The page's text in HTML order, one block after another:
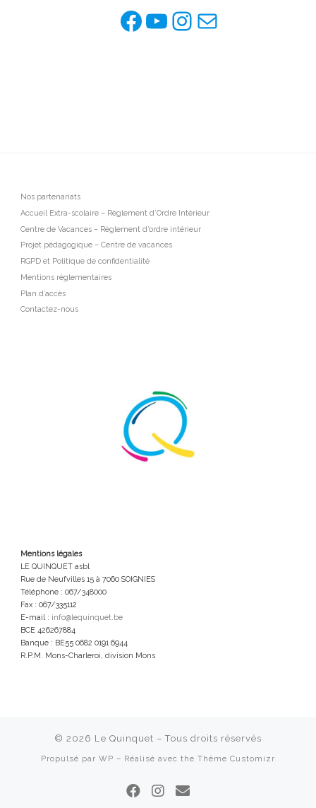
Facebook de
YouTube
Instagram
E-mail
Nos partenariats
Accueil Extra-scolaire – Règlement d’Ordre Intérieur
Centre de Vacances – Règlement d’ordre intérieur
Projet pédagogique – Centre de vacances
RGPD et Politique de confidentialité
Mentions réglementaires
Plan d’accès
Contactez-nous
Mentions légales
LE QUINQUET asbl
Rue de Neufvilles 15 à 7060 SOIGNIES
Téléphone : 067/348000
Fax : 067/335112
E-mail : info@lequinquet.be
BCE 426267884
Banque : BE55 0682 0191 6944
R.P.M. Mons-Charleroi, division Mons
© 2026 Le Quinquet – Tous droits réservés
Propulsé par WP – Réalisé avec the Thème Customizr